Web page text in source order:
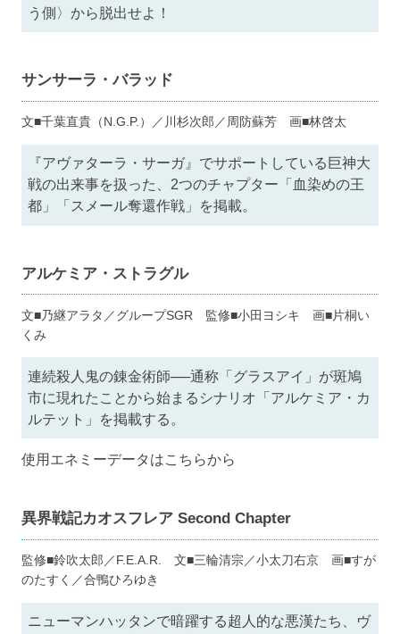
う側〉から脱出せよ！
サンサーラ・バラッド
文■千葉直貴（N.G.P.）／川杉次郎／周防蘇芳 画■林啓太
『アヴァターラ・サーガ』でサポートしている巨神大
戦の出来事を扱った、2つのチャプター「血染めの王
都」「スメール奪還作戦」を掲載。
アルケミア・ストラグル
文■乃継アラタ／グループSGR 監修■小田ヨシキ 画■片桐い
くみ
連続殺人鬼の錬金術師──通称「グラスアイ」が斑鳩
市に現れたことから始まるシナリオ「アルケミア・カ
ルテット」を掲載する。
使用エネミーデータはこちらから
異界戦記カオスフレア Second Chapter
監修■鈴吹太郎／F.E.A.R. 文■三輪清宗／小太刀右京 画■すが
のたすく／合鴨ひろゆき
ニューマンハッタンで暗躍する超人的な悪漢たち、ヴ